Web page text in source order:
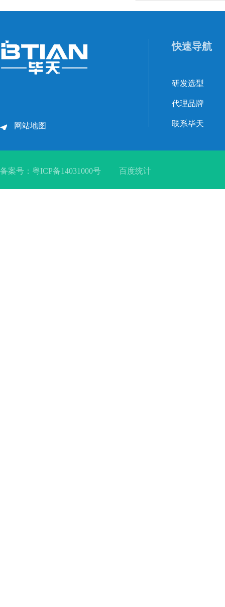
网站地图
快速导航
研发选型
代理品牌
联系毕天
备案号： 粤ICP备14031000号 百度统计